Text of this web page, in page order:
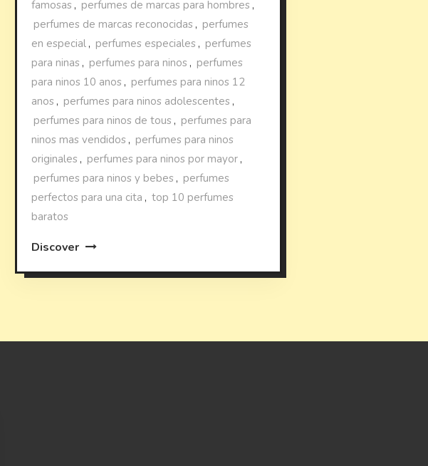
famosas , perfumes de marcas para hombres ,
perfumes de marcas reconocidas , perfumes
en especial , perfumes especiales , perfumes
para ninas , perfumes para ninos , perfumes
para ninos 10 anos , perfumes para ninos 12
anos , perfumes para ninos adolescentes ,
perfumes para ninos de tous , perfumes para
ninos mas vendidos , perfumes para ninos
originales , perfumes para ninos por mayor ,
perfumes para ninos y bebes , perfumes
perfectos para una cita , top 10 perfumes
baratos
Discover